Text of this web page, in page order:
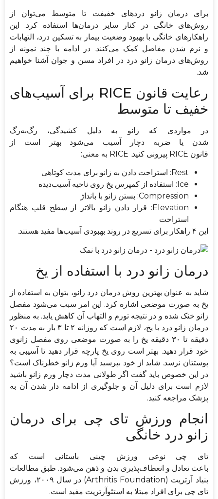
برای درمان زانو دردهای خفیفت تا متوسط می‌توان از
روش‌های خانگی در کنار سایر درمان‌ها استفاده کرد. این
راهکارهای خانگی با بهبود وضعیت بیمار به تسکین درد، التهابات
و نرم شدن مفاصل کمک می‌کنند. در ادامه با چند نمونه از
روش‌های درمان زانو درد در افراد مسن و جوان آشنا خواهیم
شد.
رعایت قانون RICE برای آسیب‌های
خفیف تا متوسط
در مواردی که زانو به دلیل کشیدگی، رگ‌به‌رگ
شدن یا ضربه دچار آسیب می‌شود بهتر است از
قانون RICE پیرونی کنید. RICE به معنی:
Rest: استراحت دادن به زانو برای مدت کوتاهی
Ice: استفاده از کمپرس یخ روی ناحیه آسیب‌دیده
Compression: بستن زانو با بانداژ
Elevation: قرار دادن زانو بالاتر از سطح قلب هنگام
استراحت
این ۴ راهکار برای تسریع در روند بهبودی آسیب‌ها مفید هستند.
درمان زانو درد با استفاده از یخ
شاید به عنوان بهترین روش درمان درد زانو، بتوان به استفاده از
یخ به صورت موضعی اشاره کرد. این امر سبب می‌شود مفصل
زانو خنک شده و در نتیجه تورم و التهاب آن کاهش یابد. به منظور
درمان زانو درد با یخ، لازم است که روزانه ۲ تا ۳ بار به مدت ۲۰
دقیقه تا ۳۰ دقیقه یخ را به صورت موضعی روی مفصل زانوی
خود قرار دهید. بهتر است روی یخ پارچه قرار دهید تا آسیبی به
پوستتان نرسد. شاید از خود بپرسید آیا ورم زانو خطرناک است؟
در این خصوص باید گفت اگر طولانی مدت دچار ورم زانو باشید
لازم است برای دلیل آن و جلوگیری از ادامه دار شدن آن به
پزشک مراجعه کنید.
انجام ورزش تای چی برای درمان
زانو درد خانگی
تای چی نوعی ورزش چینی باستانی است که
باعث تعادل و انعطاف‌پذیری بدن و ذهن می‌شود. طبق مطالعات
بنیاد آرتریت (Arthritis Foundation) در سال ۲۰۰۹، ورزش
تای چی برای افراد مبتلا به استئوآرتریت مفید است.